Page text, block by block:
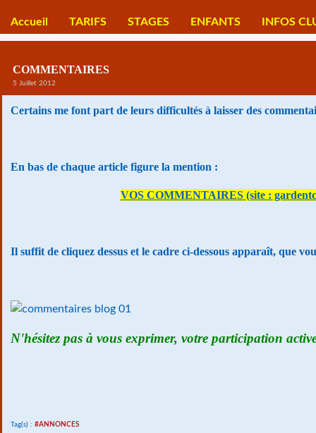
Accueil TARIFS STAGES ENFANTS INFOS
COMMENTAIRES
5 Juillet 2012
Certains me font part de leurs difficultés à laisser des
En bas de chaque article figure la mention :
VOS COMMENTAIRES (site :
Il suffit de cliquez dessus et le cadre ci-dessous apparaît, que
N'hésitez pas à vous exprimer, votre participation
Tag(s) : #ANNONCES